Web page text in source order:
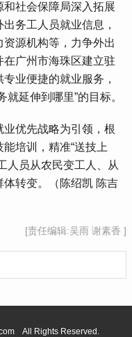
社会保障局深入拓展
务工人员就业信息，
源机构等，力争外出
广州市海珠区建立驻
业便捷的就业服务，
延伸到哪里”的目标。
优先战略为引领，根
培训，精准“送技上
人员从农民变工人、从
转变。（陈绍凯 陈吉
[责任编辑:吴雨 谢素香 ]
All Rights Reserved.